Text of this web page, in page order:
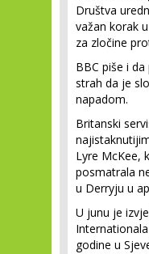
Društva
važan korak
za zločine
BBC piše i
strah da je
napadom.
Britanski
Lyre McKee,
posmatrala
u Derryju u
U junu je
godine u